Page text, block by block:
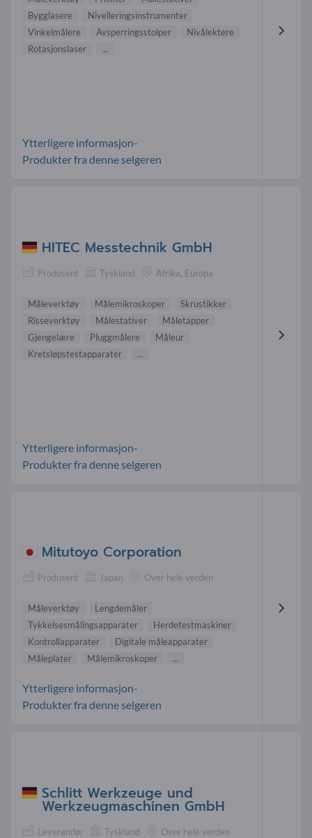
Bygglasere
Nivelleringsinstrumenter
Vinkelmålere
Avsperringsstolper
Nivålektere
Rotasjonslaser
...
Ytterligere informasjon-
Produkter fra denne selgeren
HITEC Messtechnik GmbH
Produsent Tyskland Afrika, Europa
Måleverktøy Målemikroskoper
Skrustikker
Risseverktøy
Målestativer
Måletapper
Gjengelære
Pluggmålere
Måleur
Kretsløpstestapparater
...
Ytterligere informasjon-
Produkter fra denne selgeren
Mitutoyo Corporation
Produsent Japan Over hele verden
Måleverktøy
Lengdemåler
Tykkelsesmålingsapparater
Herdetestmaskiner
Kontrollapparater
Digitale måleapparater
Måleplater
Målemikroskoper ...
Ytterligere informasjon-
Produkter fra denne selgeren
Schlitt Werkzeuge und
Werkzeugmaschinen GmbH
Leverandør Tyskland Over hele verden